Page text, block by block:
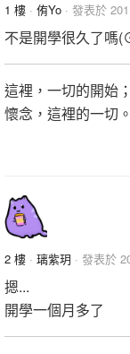
1 樓 · 侑Yo · 發表於
不是開學很久了嗎
這裡，一切的開始；
懷念，這裡的一切。
2 樓 · 璃紫玥 · 發表於
摁...
開學一個月多了